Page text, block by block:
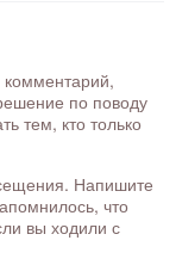
комментарий,
по поводу
тем, кто только
Напишите
что
вы ходили с